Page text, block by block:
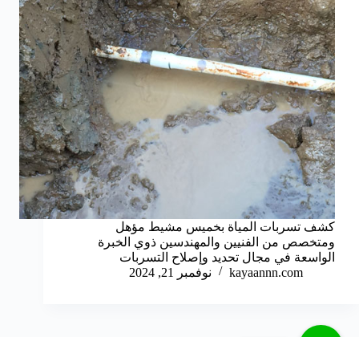
كشف تسربات المياة بخميس مشيط مؤهل
ومتخصص من الفنيين والمهندسين ذوي الخبرة
الواسعة في مجال تحديد وإصلاح التسربات
kayaannn.com
نوفمبر 21, 2024